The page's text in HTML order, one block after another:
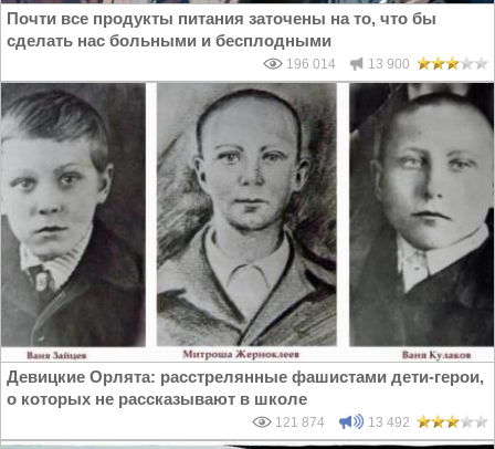
Почти все продукты питания заточены на то, что бы
сделать нас больными и бесплодными
196 014 13 900
Девицкие Орлята: расстрелянные фашистами дети-герои,
о которых не рассказывают в школе
121 874 13 492